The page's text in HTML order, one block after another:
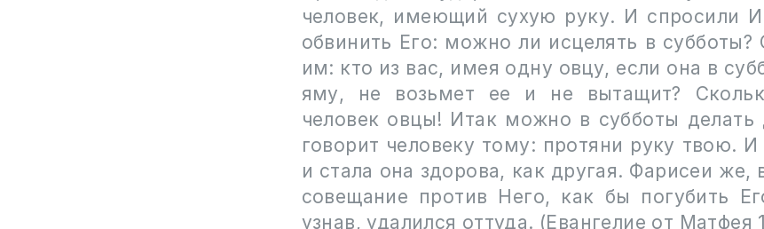
человек, имеющий сухую руку. И спросили
обвинить Его: можно ли исцелять в субботы?
им: кто из вас, имея одну овцу, если она в
яму, не возьмет ее и не вытащит?
человек овцы! Итак можно в субботы делать
говорит человеку тому: протяни руку твою. И
и стала она здорова, как другая. Фарисеи же,
совещание против Него, как бы погубить
узнав, удалился оттуда. (Евангелие от Матфея